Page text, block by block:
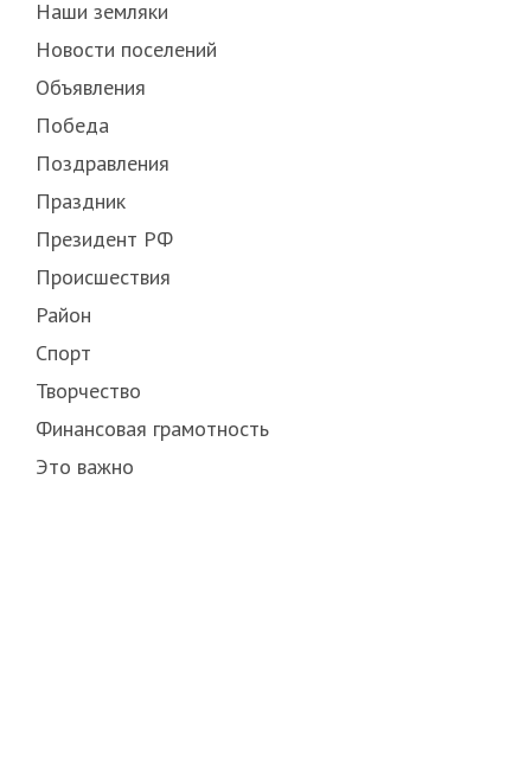
Наши земляки
Новости поселений
Объявления
Победа
Поздравления
Праздник
Президент РФ
Происшествия
Район
Спорт
Творчество
Финансовая грамотность
Это важно